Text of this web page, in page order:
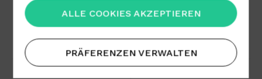
ALLE COOKIES AKZEPTIEREN
PRÄFERENZEN VERWALTEN